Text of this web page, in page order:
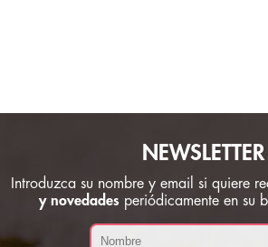
NEWSLETTER
Introduzca su nombre y email si quiere
y novedades periódicamente en su